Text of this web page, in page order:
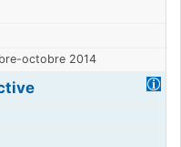
octobre 2014